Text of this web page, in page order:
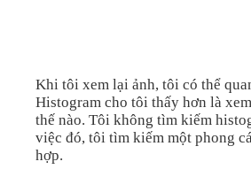
Khi tôi xem lại ảnh, tôi có thể
Histogram cho tôi thấy hơn là
thế nào. Tôi không tìm kiếm
việc đó, tôi tìm kiếm một phong
hợp.